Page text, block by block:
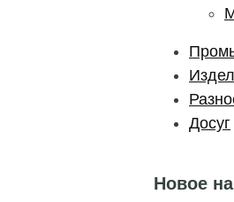
Досуг
Новое